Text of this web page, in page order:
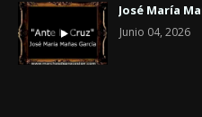
José María
Junio 04, 2026